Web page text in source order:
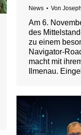
News Von
Am 6.
des
zu einem
Navigator-
macht mit
Ilmenau.